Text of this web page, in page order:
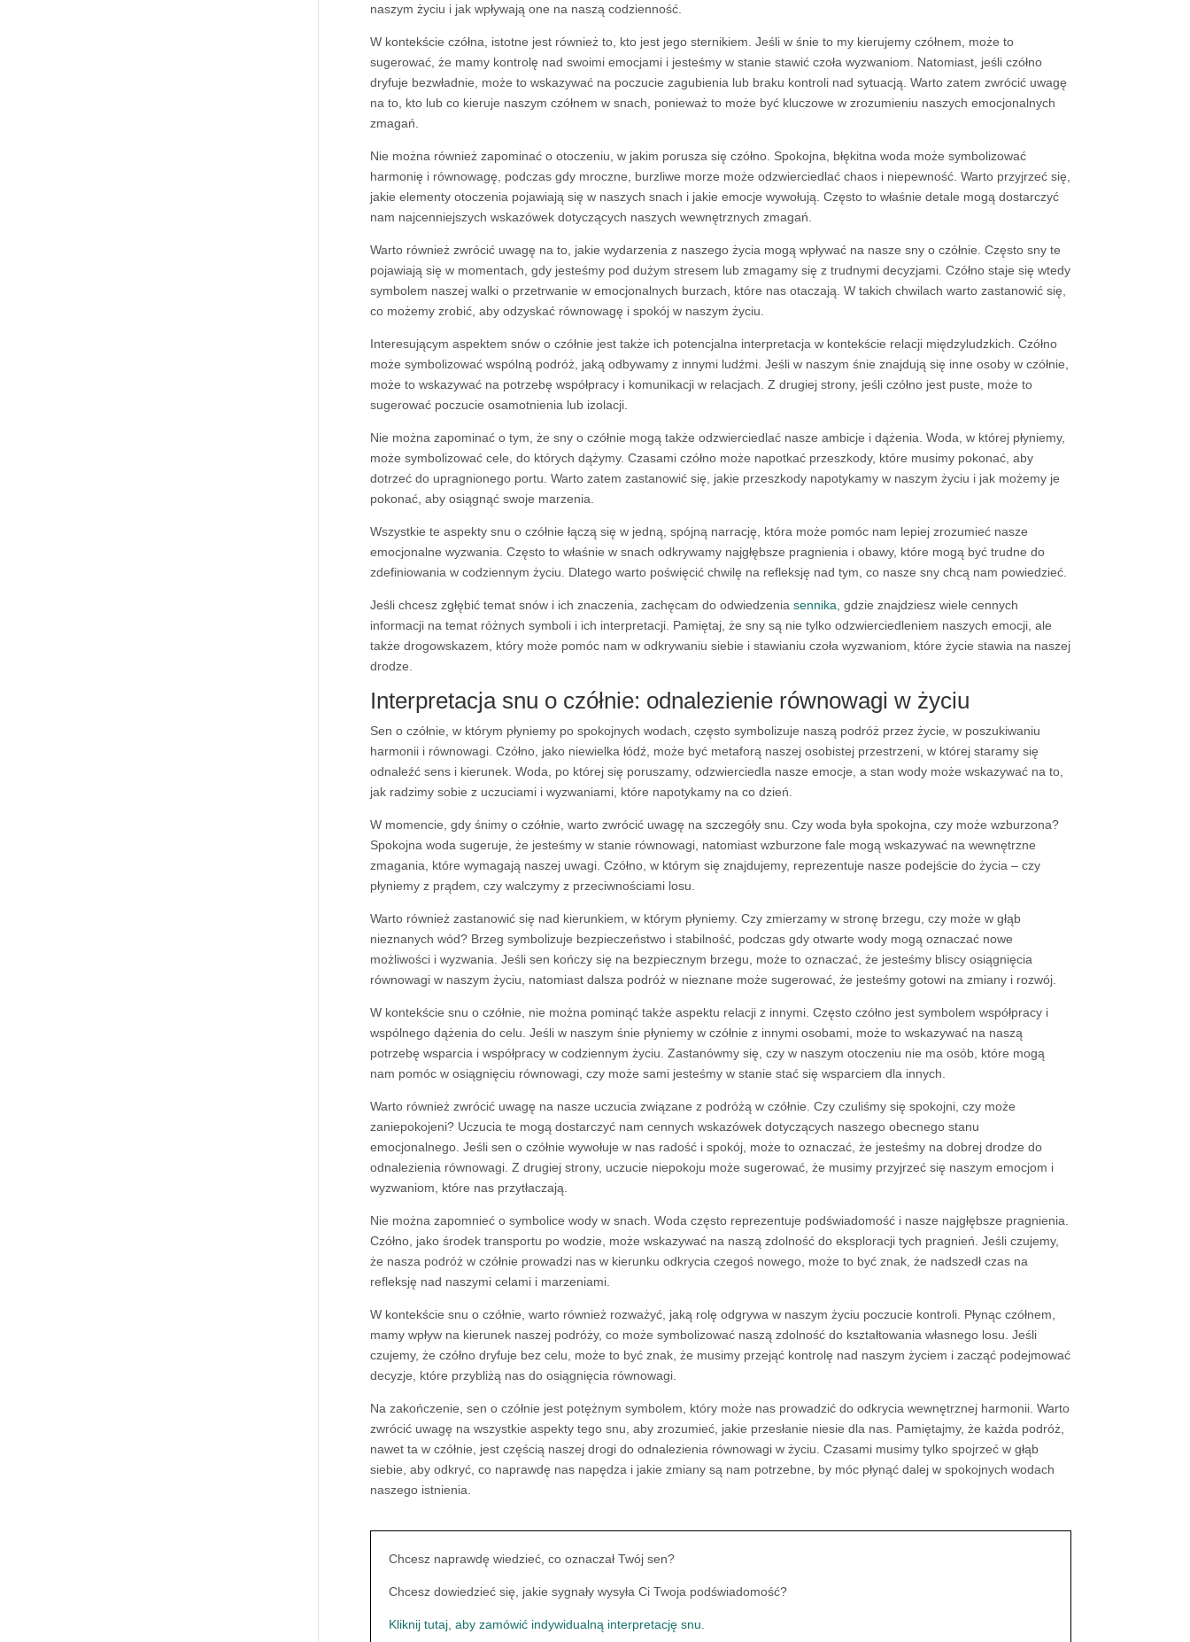
naszym życiu i jak wpływają one na naszą codzienność.
W kontekście czółna, istotne jest również to, kto jest jego sternikiem. Jeśli w śnie to my kierujemy czółnem, może to
sugerować, że mamy kontrolę nad swoimi emocjami i jesteśmy w stanie stawić czoła wyzwaniom. Natomiast, jeśli czółno
dryfuje bezwładnie, może to wskazywać na poczucie zagubienia lub braku kontroli nad sytuacją. Warto zatem zwrócić uwagę
na to, kto lub co kieruje naszym czółnem w snach, ponieważ to może być kluczowe w zrozumieniu naszych emocjonalnych
zmagań.
Nie można również zapominać o otoczeniu, w jakim porusza się czółno. Spokojna, błękitna woda może symbolizować
harmonię i równowagę, podczas gdy mroczne, burzliwe morze może odzwierciedlać chaos i niepewność. Warto przyjrzeć się,
jakie elementy otoczenia pojawiają się w naszych snach i jakie emocje wywołują. Często to właśnie detale mogą dostarczyć
nam najcenniejszych wskazówek dotyczących naszych wewnętrznych zmagań.
Warto również zwrócić uwagę na to, jakie wydarzenia z naszego życia mogą wpływać na nasze sny o czółnie. Często sny te
pojawiają się w momentach, gdy jesteśmy pod dużym stresem lub zmagamy się z trudnymi decyzjami. Czółno staje się wtedy
symbolem naszej walki o przetrwanie w emocjonalnych burzach, które nas otaczają. W takich chwilach warto zastanowić się,
co możemy zrobić, aby odzyskać równowagę i spokój w naszym życiu.
Interesującym aspektem snów o czółnie jest także ich potencjalna interpretacja w kontekście relacji międzyludzkich. Czółno
może symbolizować wspólną podróż, jaką odbywamy z innymi ludźmi. Jeśli w naszym śnie znajdują się inne osoby w czółnie,
może to wskazywać na potrzebę współpracy i komunikacji w relacjach. Z drugiej strony, jeśli czółno jest puste, może to
sugerować poczucie osamotnienia lub izolacji.
Nie można zapominać o tym, że sny o czółnie mogą także odzwierciedlać nasze ambicje i dążenia. Woda, w której płyniemy,
może symbolizować cele, do których dążymy. Czasami czółno może napotkać przeszkody, które musimy pokonać, aby
dotrzeć do upragnionego portu. Warto zatem zastanowić się, jakie przeszkody napotykamy w naszym życiu i jak możemy je
pokonać, aby osiągnąć swoje marzenia.
Wszystkie te aspekty snu o czółnie łączą się w jedną, spójną narrację, która może pomóc nam lepiej zrozumieć nasze
emocjonalne wyzwania. Często to właśnie w snach odkrywamy najgłębsze pragnienia i obawy, które mogą być trudne do
zdefiniowania w codziennym życiu. Dlatego warto poświęcić chwilę na refleksję nad tym, co nasze sny chcą nam powiedzieć.
Jeśli chcesz zgłębić temat snów i ich znaczenia, zachęcam do odwiedzenia sennika , gdzie znajdziesz wiele cennych
informacji na temat różnych symboli i ich interpretacji. Pamiętaj, że sny są nie tylko odzwierciedleniem naszych emocji, ale
także drogowskazem, który może pomóc nam w odkrywaniu siebie i stawianiu czoła wyzwaniom, które życie stawia na naszej
drodze.
Interpretacja snu o czółnie: odnalezienie równowagi w życiu
Sen o czółnie, w którym płyniemy po spokojnych wodach, często symbolizuje naszą podróż przez życie, w poszukiwaniu
harmonii i równowagi. Czółno, jako niewielka łódź, może być metaforą naszej osobistej przestrzeni, w której staramy się
odnaleźć sens i kierunek. Woda, po której się poruszamy, odzwierciedla nasze emocje, a stan wody może wskazywać na to,
jak radzimy sobie z uczuciami i wyzwaniami, które napotykamy na co dzień.
W momencie, gdy śnimy o czółnie, warto zwrócić uwagę na szczegóły snu. Czy woda była spokojna, czy może wzburzona?
Spokojna woda sugeruje, że jesteśmy w stanie równowagi, natomiast wzburzone fale mogą wskazywać na wewnętrzne
zmagania, które wymagają naszej uwagi. Czółno, w którym się znajdujemy, reprezentuje nasze podejście do życia – czy
płyniemy z prądem, czy walczymy z przeciwnościami losu.
Warto również zastanowić się nad kierunkiem, w którym płyniemy. Czy zmierzamy w stronę brzegu, czy może w głąb
nieznanych wód? Brzeg symbolizuje bezpieczeństwo i stabilność, podczas gdy otwarte wody mogą oznaczać nowe
możliwości i wyzwania. Jeśli sen kończy się na bezpiecznym brzegu, może to oznaczać, że jesteśmy bliscy osiągnięcia
równowagi w naszym życiu, natomiast dalsza podróż w nieznane może sugerować, że jesteśmy gotowi na zmiany i rozwój.
W kontekście snu o czółnie, nie można pominąć także aspektu relacji z innymi. Często czółno jest symbolem współpracy i
wspólnego dążenia do celu. Jeśli w naszym śnie płyniemy w czółnie z innymi osobami, może to wskazywać na naszą
potrzebę wsparcia i współpracy w codziennym życiu. Zastanówmy się, czy w naszym otoczeniu nie ma osób, które mogą
nam pomóc w osiągnięciu równowagi, czy może sami jesteśmy w stanie stać się wsparciem dla innych.
Warto również zwrócić uwagę na nasze uczucia związane z podróżą w czółnie. Czy czuliśmy się spokojni, czy może
zaniepokojeni? Uczucia te mogą dostarczyć nam cennych wskazówek dotyczących naszego obecnego stanu
emocjonalnego. Jeśli sen o czółnie wywołuje w nas radość i spokój, może to oznaczać, że jesteśmy na dobrej drodze do
odnalezienia równowagi. Z drugiej strony, uczucie niepokoju może sugerować, że musimy przyjrzeć się naszym emocjom i
wyzwaniom, które nas przytłaczają.
Nie można zapomnieć o symbolice wody w snach. Woda często reprezentuje podświadomość i nasze najgłębsze pragnienia.
Czółno, jako środek transportu po wodzie, może wskazywać na naszą zdolność do eksploracji tych pragnień. Jeśli czujemy,
że nasza podróż w czółnie prowadzi nas w kierunku odkrycia czegoś nowego, może to być znak, że nadszedł czas na
refleksję nad naszymi celami i marzeniami.
W kontekście snu o czółnie, warto również rozważyć, jaką rolę odgrywa w naszym życiu poczucie kontroli. Płynąc czółnem,
mamy wpływ na kierunek naszej podróży, co może symbolizować naszą zdolność do kształtowania własnego losu. Jeśli
czujemy, że czółno dryfuje bez celu, może to być znak, że musimy przejąć kontrolę nad naszym życiem i zacząć podejmować
decyzje, które przybliżą nas do osiągnięcia równowagi.
Na zakończenie, sen o czółnie jest potężnym symbolem, który może nas prowadzić do odkrycia wewnętrznej harmonii. Warto
zwrócić uwagę na wszystkie aspekty tego snu, aby zrozumieć, jakie przesłanie niesie dla nas. Pamiętajmy, że każda podróż,
nawet ta w czółnie, jest częścią naszej drogi do odnalezienia równowagi w życiu. Czasami musimy tylko spojrzeć w głąb
siebie, aby odkryć, co naprawdę nas napędza i jakie zmiany są nam potrzebne, by móc płynąć dalej w spokojnych wodach
naszego istnienia.
Chcesz naprawdę wiedzieć, co oznaczał Twój sen?
Chcesz dowiedzieć się, jakie sygnały wysyła Ci Twoja podświadomość?
Kliknij tutaj, aby zamówić indywidualną interpretację snu.